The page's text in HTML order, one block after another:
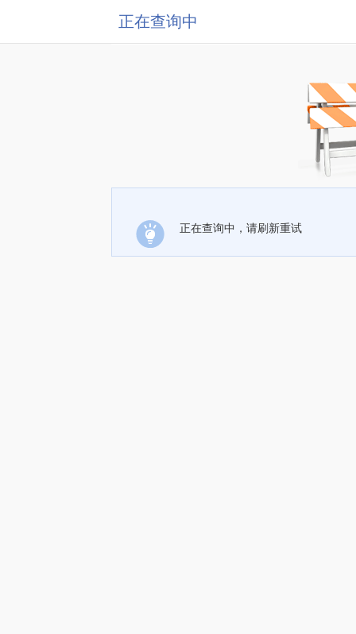
正在查询中
正在查询中，请刷新重试